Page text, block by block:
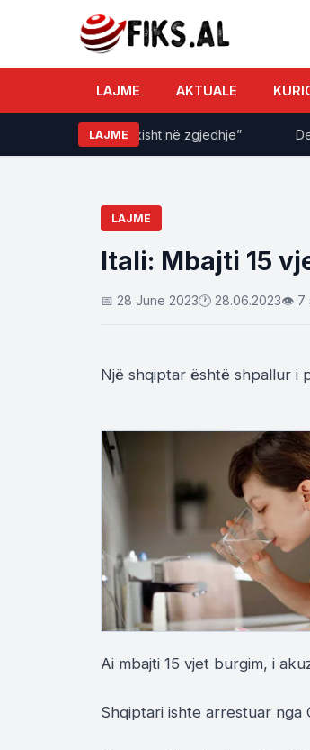
LAJME AKTUALE
LAJME
shkon automatikisht në zgjedhje” Deri
LAJME
Itali: Mbajti 15
📅 28 June 2023🕐 28.06.2023👁 7
Një shqiptar është shpallur i
Ai mbajti 15 vjet burgim, i
Shqiptari ishte arrestuar nga